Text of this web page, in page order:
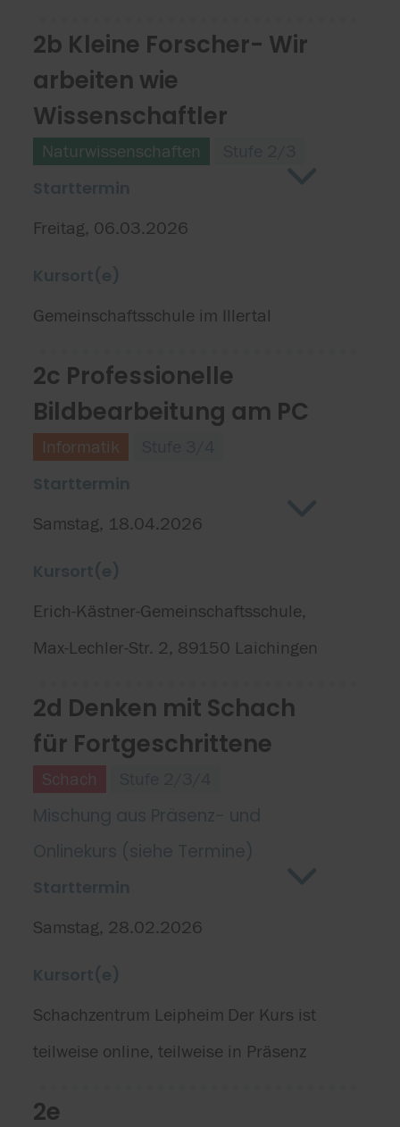
2b Kleine Forscher- Wir
arbeiten wie
Wissenschaftler
Naturwissenschaften
Freitag, 06.03.2026
Gemeinschaftsschule im Illertal
2c Professionelle
Bildbearbeitung am PC
Informatik
Samstag, 18.04.2026
Erich-Kästner-Gemeinschaftsschule,
Max-Lechler-Str. 2, 89150 Laichingen
2d Denken mit Schach
für Fortgeschrittene
Schach
Samstag, 28.02.2026
Schachzentrum Leipheim Der Kurs ist
teilweise online, teilweise in Präsenz
2e